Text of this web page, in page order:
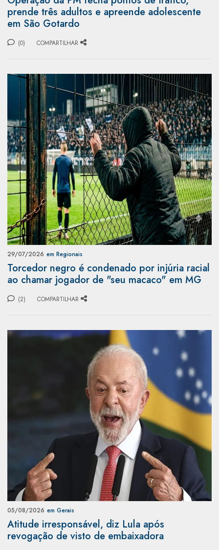
prende três adultos e apreende adolescente
em São Gotardo
(0) COMPARTILHAR
29/07/2026 em Regionais
Torcedor negro é condenado por injúria racial
ao chamar jogador de "seu macaco" em MG
(2) COMPARTILHAR
05/08/2026 em Gerais
Atitude irresponsável, diz Lula após
revogação de visto de embaixadora